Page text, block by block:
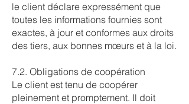
le client déclare expressément que
toutes les informations fournies sont
exactes, à jour et conformes aux droits
des tiers, aux bonnes mœurs et à la loi.
7.2. Obligations de coopération
Le client est tenu de coopérer
pleinement et promptement. Il doit